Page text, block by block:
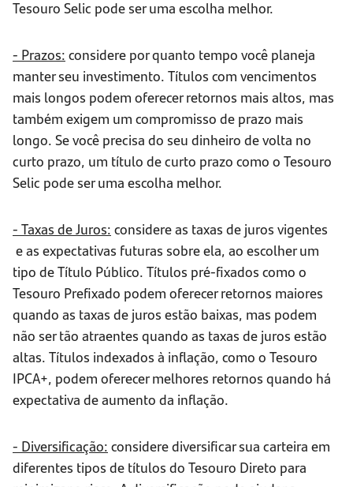
Tesouro Selic pode ser uma escolha melhor.
- Prazos: considere por quanto tempo você planeja
manter seu investimento. Títulos com vencimentos
mais longos podem oferecer retornos mais altos, mas
também exigem um compromisso de prazo mais
longo. Se você precisa do seu dinheiro de volta no
curto prazo, um título de curto prazo como o Tesouro
Selic pode ser uma escolha melhor.
- Taxas de Juros: considere as taxas de juros vigentes
e as expectativas futuras sobre ela, ao escolher um
tipo de Título Público. Títulos pré-fixados como o
Tesouro Prefixado podem oferecer retornos maiores
quando as taxas de juros estão baixas, mas podem
não ser tão atraentes quando as taxas de juros estão
altas. Títulos indexados à inflação, como o Tesouro
IPCA+, podem oferecer melhores retornos quando há
expectativa de aumento da inflação.
- Diversificação: considere diversificar sua carteira em
diferentes tipos de títulos do Tesouro Direto para